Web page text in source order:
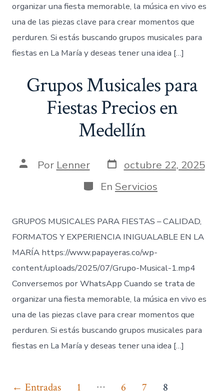
organizar una fiesta memorable, la música en vivo es
una de las piezas clave para crear momentos que
perduren. Si estás buscando grupos musicales para
fiestas en La María y deseas tener una idea […]
Grupos Musicales para
Fiestas Precios en
Medellín
AutorPor Lenner Fecha
de
publicación
octubre 22, 2025
Categorías
En Servicios
GRUPOS MUSICALES PARA FIESTAS – CALIDAD,
FORMATOS Y EXPERIENCIA INIGUALABLE EN LA
MARÍA https://www.papayeras.co/wp-
content/uploads/2025/07/Grupo-Musical-1.mp4
Conversemos por WhatsApp Cuando se trata de
organizar una fiesta memorable, la música en vivo es
una de las piezas clave para crear momentos que
perduren. Si estás buscando grupos musicales para
fiestas en La María y deseas tener una idea […]
←Entradas 1 … 6 7 8